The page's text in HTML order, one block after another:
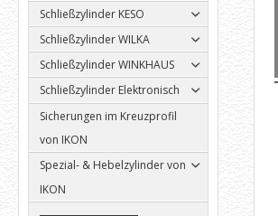
Schließzylinder KESO
Schließzylinder WILKA
Schließzylinder WINKHAUS
Schließzylinder Elektronisch
Sicherungen im Kreuzprofil
von IKON
Spezial- & Hebelzylinder von
IKON